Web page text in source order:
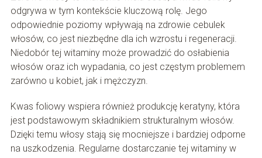
odgrywa w tym kontekście kluczową rolę. Jego
odpowiednie poziomy wpływają na zdrowie cebulek
włosów, co jest niezbędne dla ich wzrostu i regeneracji.
Niedobór tej witaminy może prowadzić do osłabienia
włosów oraz ich wypadania, co jest częstym problemem
zarówno u kobiet, jak i mężczyzn.
Kwas foliowy wspiera również produkcję keratyny, która
jest podstawowym składnikiem strukturalnym włosów.
Dzięki temu włosy stają się mocniejsze i bardziej odporne
na uszkodzenia. Regularne dostarczanie tej witaminy w